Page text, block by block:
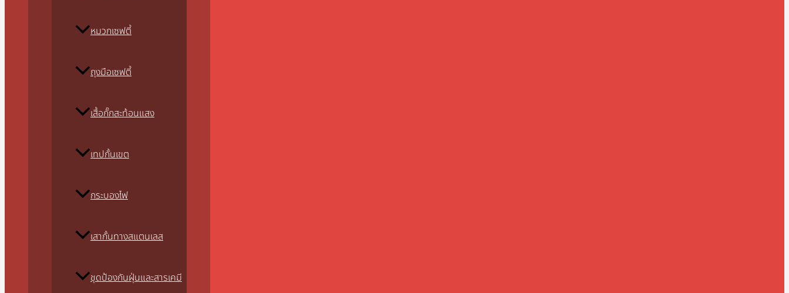
หมวกเซฟตี้
ถุงมือเซฟตี้
เสื้อกั๊กสะท้อนแสง
เทปกั้นเขต
กระบองไฟ
เสากั้นทางสแตนเลส
ชุดป้องกันฝุ่นและสารเคมี